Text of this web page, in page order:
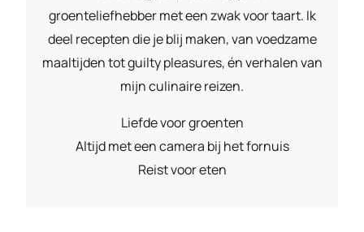
groenteliefhebber met een zwak voor taart. Ik
deel recepten die je blij maken, van voedzame
maaltijden tot guilty pleasures, én verhalen van
mijn culinaire reizen.
Liefde voor groenten
Altijd met een camera bij het fornuis
Reist voor eten